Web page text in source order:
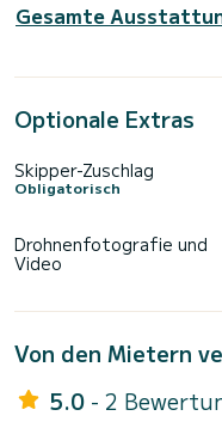
Gesamte
Optionale Extras
Skipper-Zuschlag
Obligatorisch
Drohnenfotografie und
Video
Von den Mietern
5.0 - 2